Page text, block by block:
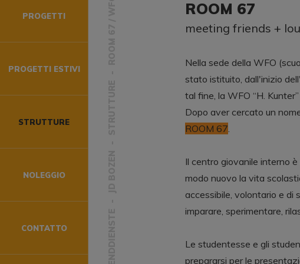
PROGETTI
PROGETTI ESTIVI
STRUTTURE
NOLEGGIO
CONTATTO
ROOM 67
meeting friends +
Nella sede della WFO
stato istituito, dall'inizio
tal fine, la WFO “H.
Dopo aver cercato un
ROOM 67.
Il centro giovanile interno
modo nuovo la vita
accessibile, volontario e di
imparare, sperimentare,
Le studentesse e gli
prepararsi per le